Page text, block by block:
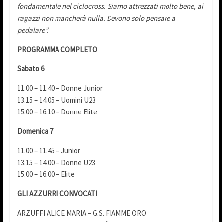
fondamentale nel ciclocross. Siamo attrezzati molto bene, ai
ragazzi non mancherà nulla. Devono solo pensare a
pedalare”.
PROGRAMMA COMPLETO
Sabato 6
11.00 – 11.40 – Donne Junior
13.15 – 14.05 – Uomini U23
15.00 – 16.10 – Donne Elite
Domenica 7
11.00 – 11.45 – Junior
13.15 – 14.00 – Donne U23
15.00 – 16.00 – Elite
GLI AZZURRI CONVOCATI
ARZUFFI ALICE MARIA – G.S. FIAMME ORO